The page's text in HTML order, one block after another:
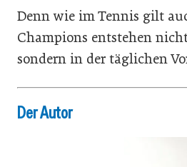
Denn wie im Tennis gilt
Champions entstehen
sondern in der täglichen
Der Autor